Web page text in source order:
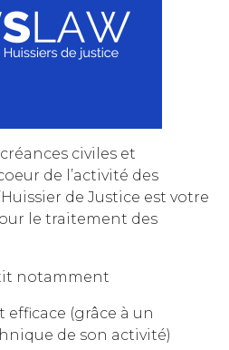
civiles et
de l’activité des
de Justice est votre
le traitement des
notamment
(grâce à un
de son activité)